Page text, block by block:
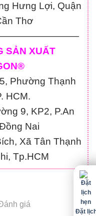
Hưng Lợi, Quận
Thơ
SẢN XUẤT
Phường Thạnh
HCM.
9, KP2, P.An
Nai
Xã Tân Thạnh
Tp.HCM
giá
Đặt